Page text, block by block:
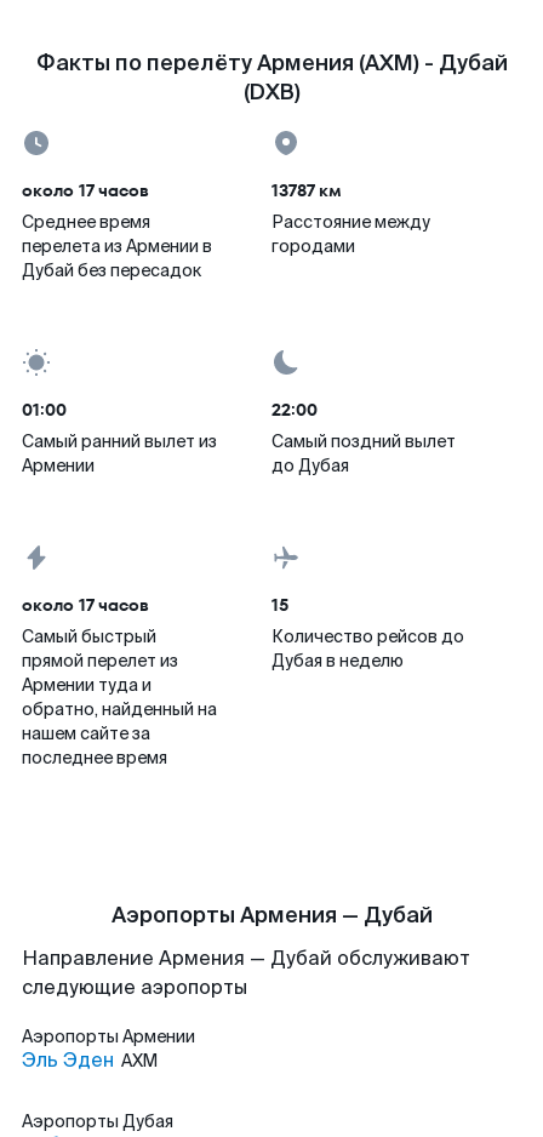
Факты по перелёту Армения (AXM) - Дубай
(DXB)
около 17 часов
Среднее время
перелета из Армении в
Дубай без пересадок
13787 км
Расстояние между
городами
01:00
Самый ранний вылет из
Армении
22:00
Самый поздний вылет
до Дубая
около 17 часов
Самый быстрый
прямой перелет из
Армении туда и
обратно, найденный на
нашем сайте за
последнее время
15
Количество рейсов до
Дубая в неделю
Аэропорты Армения — Дубай
Направление Армения — Дубай обслуживают
следующие аэропорты
Аэропорты Армении
Эль Эден AXM
Аэропорты Дубая